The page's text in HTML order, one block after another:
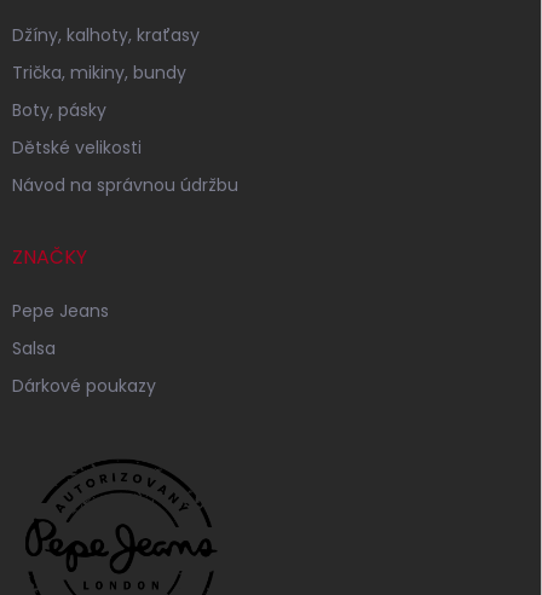
Džíny, kalhoty, kraťasy
Trička, mikiny, bundy
Boty, pásky
Dětské velikosti
Návod na správnou údržbu
ZNAČKY
Pepe Jeans
Salsa
Dárkové poukazy